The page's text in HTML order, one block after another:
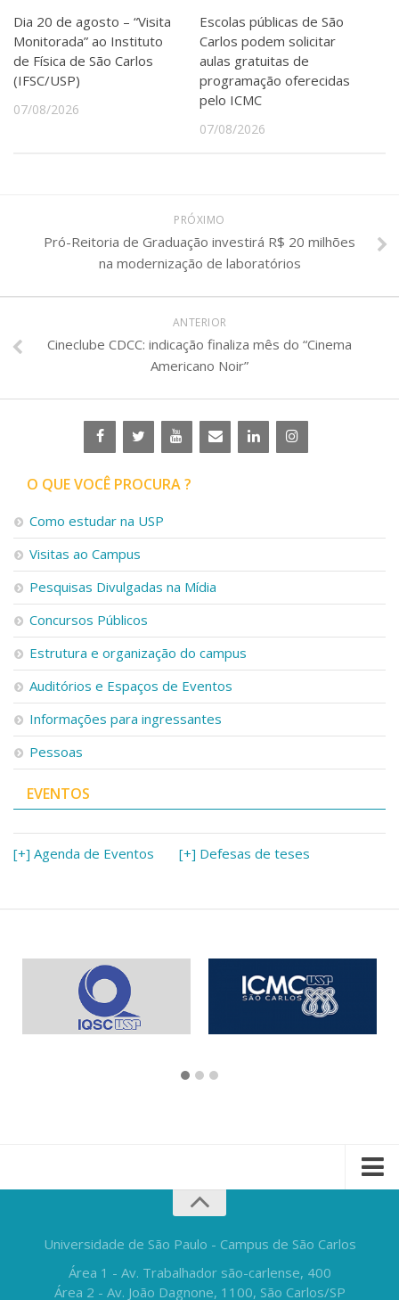
Dia 20 de agosto – “Visita
Monitorada” ao Instituto
de Física de São Carlos
(IFSC/USP)
07/08/2026
Escolas públicas de São
Carlos podem solicitar
aulas gratuitas de
programação oferecidas
pelo ICMC
07/08/2026
PRÓXIMO
Pró-Reitoria de Graduação investirá R$ 20 milhões
na modernização de laboratórios
ANTERIOR
Cineclube CDCC: indicação finaliza mês do “Cinema
Americano Noir”
O QUE VOCÊ PROCURA ?
Como estudar na USP
Visitas ao Campus
Pesquisas Divulgadas na Mídia
Concursos Públicos
Estrutura e organização do campus
Auditórios e Espaços de Eventos
Informações para ingressantes
Pessoas
EVENTOS
[+] Agenda de Eventos [+] Defesas de teses
Universidade de São Paulo - Campus de São Carlos
Área 1 - Av. Trabalhador são-carlense, 400
Área 2 - Av. João Dagnone, 1100, São Carlos/SP